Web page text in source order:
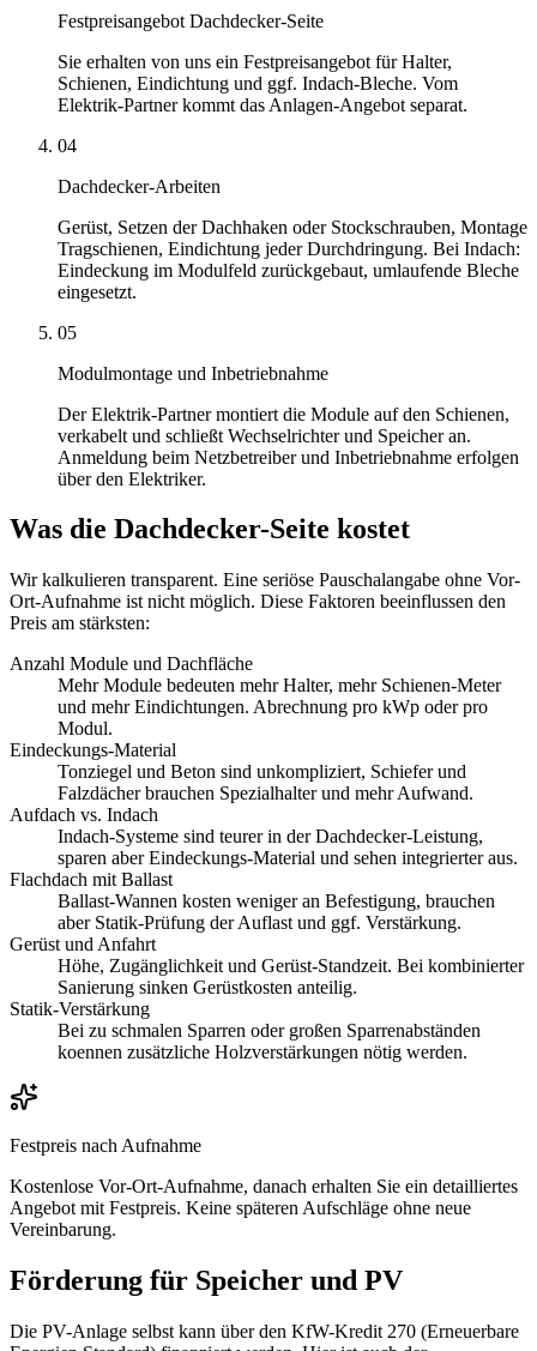
Festpreisangebot Dachdecker-Seite
Sie erhalten von uns ein Festpreisangebot für Halter,
Schienen, Eindichtung und ggf. Indach-Bleche. Vom
Elektrik-Partner kommt das Anlagen-Angebot separat.
04
Dachdecker-Arbeiten
Gerüst, Setzen der Dachhaken oder Stockschrauben, Montage
Tragschienen, Eindichtung jeder Durchdringung. Bei Indach:
Eindeckung im Modulfeld zurückgebaut, umlaufende Bleche
eingesetzt.
05
Modulmontage und Inbetriebnahme
Der Elektrik-Partner montiert die Module auf den Schienen,
verkabelt und schließt Wechselrichter und Speicher an.
Anmeldung beim Netzbetreiber und Inbetriebnahme erfolgen
über den Elektriker.
Was die Dachdecker-Seite kostet
Wir kalkulieren transparent. Eine seriöse Pauschalangabe ohne Vor-
Ort-Aufnahme ist nicht möglich. Diese Faktoren beeinflussen den
Preis am stärksten:
Anzahl Module und Dachfläche
Mehr Module bedeuten mehr Halter, mehr Schienen-Meter
und mehr Eindichtungen. Abrechnung pro kWp oder pro
Modul.
Eindeckungs-Material
Tonziegel und Beton sind unkompliziert, Schiefer und
Falzdächer brauchen Spezialhalter und mehr Aufwand.
Aufdach vs. Indach
Indach-Systeme sind teurer in der Dachdecker-Leistung,
sparen aber Eindeckungs-Material und sehen integrierter aus.
Flachdach mit Ballast
Ballast-Wannen kosten weniger an Befestigung, brauchen
aber Statik-Prüfung der Auflast und ggf. Verstärkung.
Gerüst und Anfahrt
Höhe, Zugänglichkeit und Gerüst-Standzeit. Bei kombinierter
Sanierung sinken Gerüstkosten anteilig.
Statik-Verstärkung
Bei zu schmalen Sparren oder großen Sparrenabständen
koennen zusätzliche Holzverstärkungen nötig werden.
Festpreis nach Aufnahme
Kostenlose Vor-Ort-Aufnahme, danach erhalten Sie ein detailliertes
Angebot mit Festpreis. Keine späteren Aufschläge ohne neue
Vereinbarung.
Förderung für Speicher und PV
Die PV-Anlage selbst kann über den KfW-Kredit 270 (Erneuerbare